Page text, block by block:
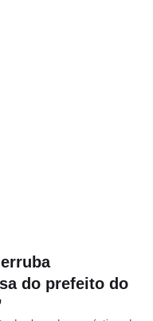
do prefeito do